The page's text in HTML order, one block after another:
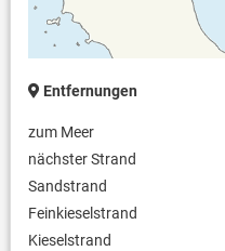
Entfernungen
zum Meer
nächster Strand
Sandstrand
Feinkieselstrand
Kieselstrand